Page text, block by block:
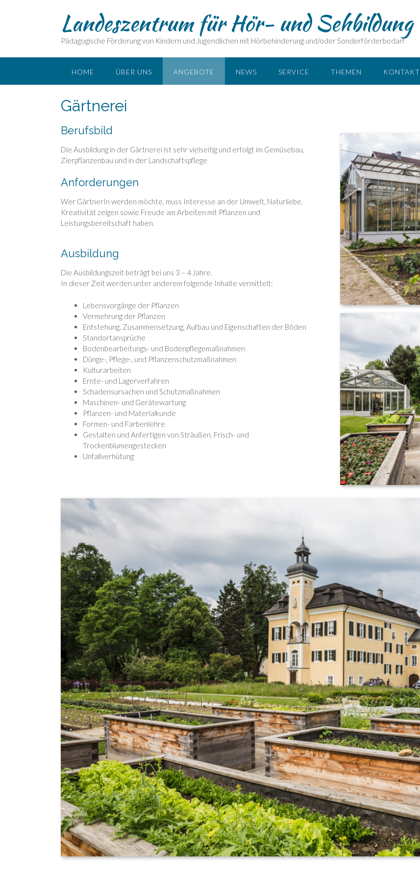
Landeszentrum für Hör- und Sehbildung
Pädagogische Förderung von Kindern und Jugendlichen mit Hörbehinderung und/oder Sonderförderbedarf
HOME ÜBER UNS ANGEBOTE NEWS SERVICE THEMEN KONTAKT
Gärtnerei
Berufsbild
Die Ausbildung in der Gärtnerei ist sehr vielseitig und erfolgt im Gemüsebau,
Zierpflanzenbau und in der Landschaftspflege
Anforderungen
Wer GärtnerIn werden möchte, muss Interesse an der Umwelt, Naturliebe,
Kreativität zeigen sowie Freude am Arbeiten mit Pflanzen und
Leistungsbereitschaft haben.
Ausbildung
Die Ausbildungszeit beträgt bei uns 3 – 4 Jahre.
In dieser Zeit werden unter anderem folgende Inhalte vermittelt:
Lebensvorgänge der Pflanzen
Vermehrung der Pflanzen
Entstehung, Zusammensetzung, Aufbau und Eigenschaften der Böden
Standortansprüche
Bodenbearbeitungs- und Bodenpflegemaßnahmen
Dünge-, Pflege-, und Pflanzenschutzmaßnahmen
Kulturarbeiten
Ernte- und Lagerverfahren
Schadensursachen und Schutzmaßnahmen
Maschinen- und Gerätewartung
Pflanzen- und Materialkunde
Formen- und Farbenlehre
Gestalten und Anfertigen von Sträußen, Frisch- und
Trockenblumengestecken
Unfallverhütung